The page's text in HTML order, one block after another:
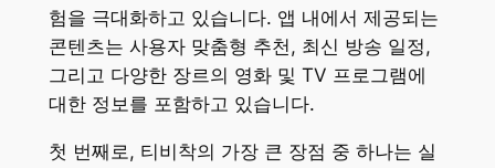
험을 극대화하고 있습니다. 앱 내에서 제공되는
콘텐츠는 사용자 맞춤형 추천, 최신 방송 일정,
그리고 다양한 장르의 영화 및 TV 프로그램에
대한 정보를 포함하고 있습니다.
첫 번째로, 티비착의 가장 큰 장점 중 하나는 실